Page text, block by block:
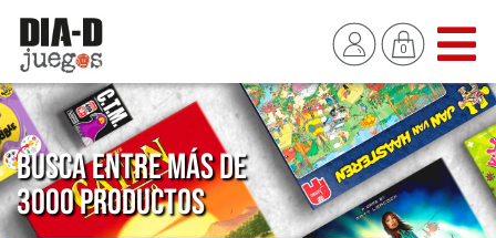
BUSCA ENTRE MÁS DE
3000 PRODUCTOS